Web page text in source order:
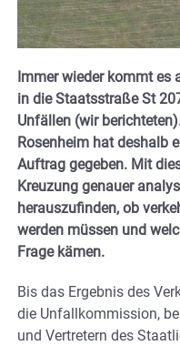
Immer wieder kommt es
in die Staatsstraße St
Unfällen (wir
Rosenheim hat deshalb
Auftrag gegeben. Mit
Kreuzung genauer
herauszufinden, ob
werden müssen und
Frage kämen.
Bis das Ergebnis des
die Unfallkommission,
und Vertretern des